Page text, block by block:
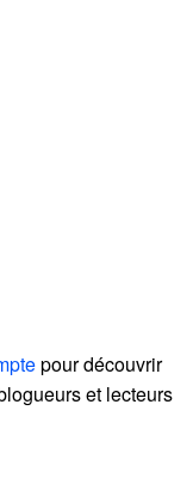
pour découvrir
et lecteurs